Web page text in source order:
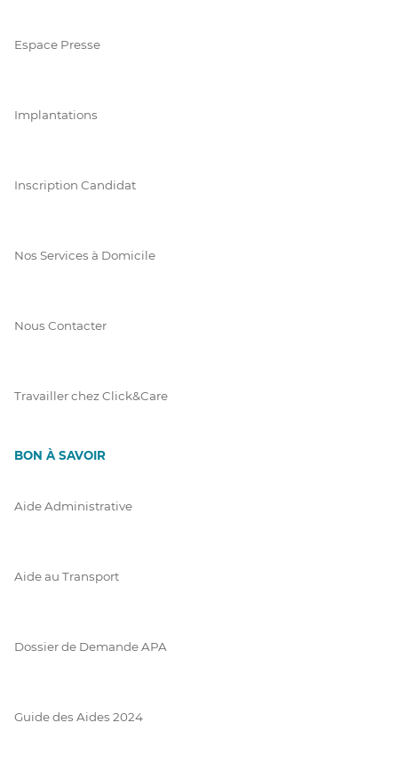
Espace Presse
Implantations
Inscription Candidat
Nos Services à Domicile
Nous Contacter
Travailler chez Click&Care
BON À SAVOIR
Aide Administrative
Aide au Transport
Dossier de Demande APA
Guide des Aides 2024